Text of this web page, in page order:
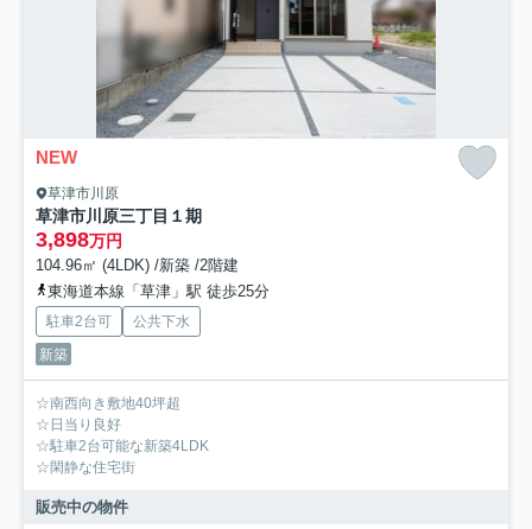
NEW
草津市川原
草津市川原三丁目１期
3,898万円
104.96㎡ (4LDK) /新築 /2階建
東海道本線「草津」駅 徒歩25分
駐車2台可
公共下水
新築
☆南西向き敷地40坪超
☆日当り良好
☆駐車2台可能な新築4LDK
☆閑静な住宅街
販売中の物件